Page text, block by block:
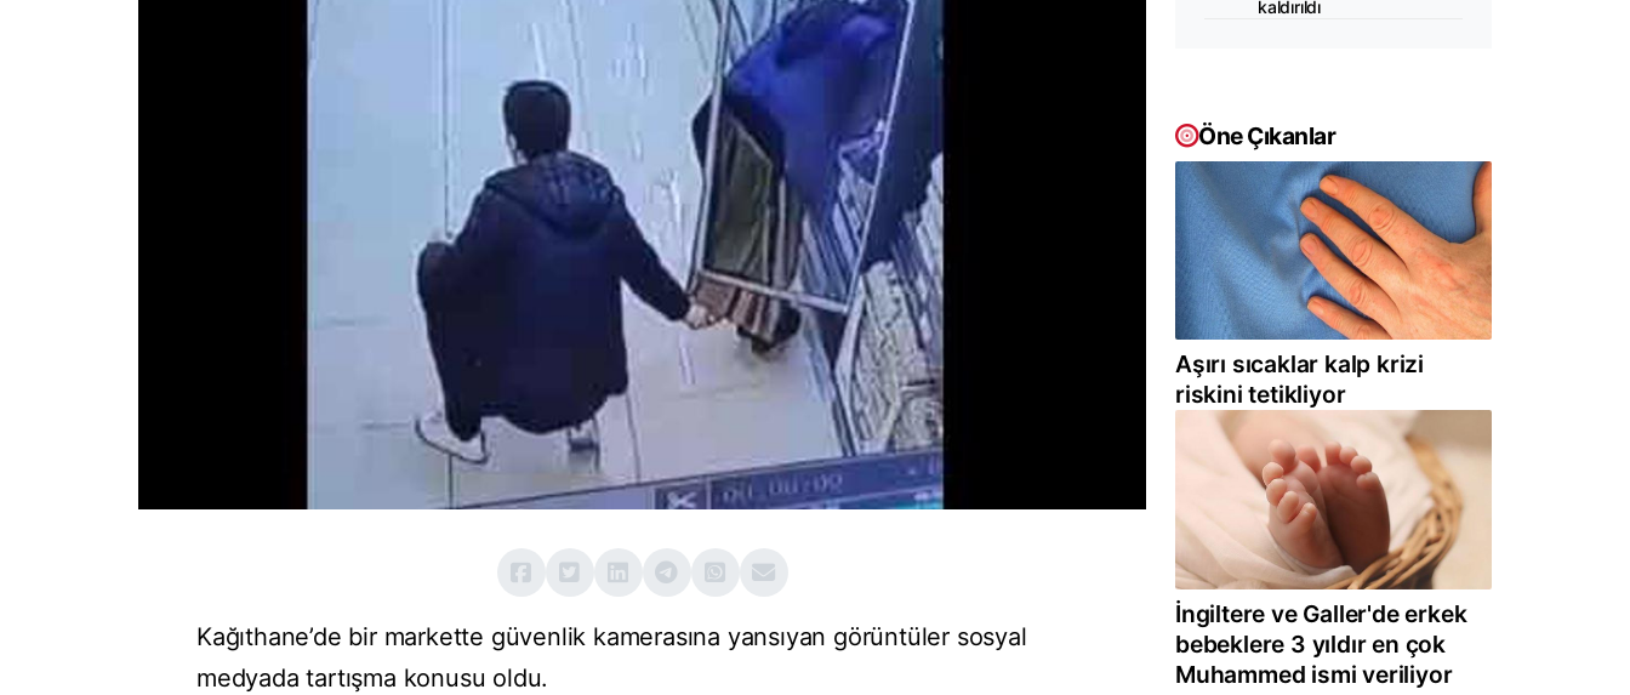
Kağıthane’de bir markette güvenlik kamerasına yansıyan görüntüler sosyal
medyada tartışma konusu oldu.
kaldırıldı
Öne Çıkanlar
Aşırı sıcaklar kalp krizi
riskini tetikliyor
İngiltere ve Galler'de erkek
bebeklere 3 yıldır en çok
Muhammed ismi veriliyor